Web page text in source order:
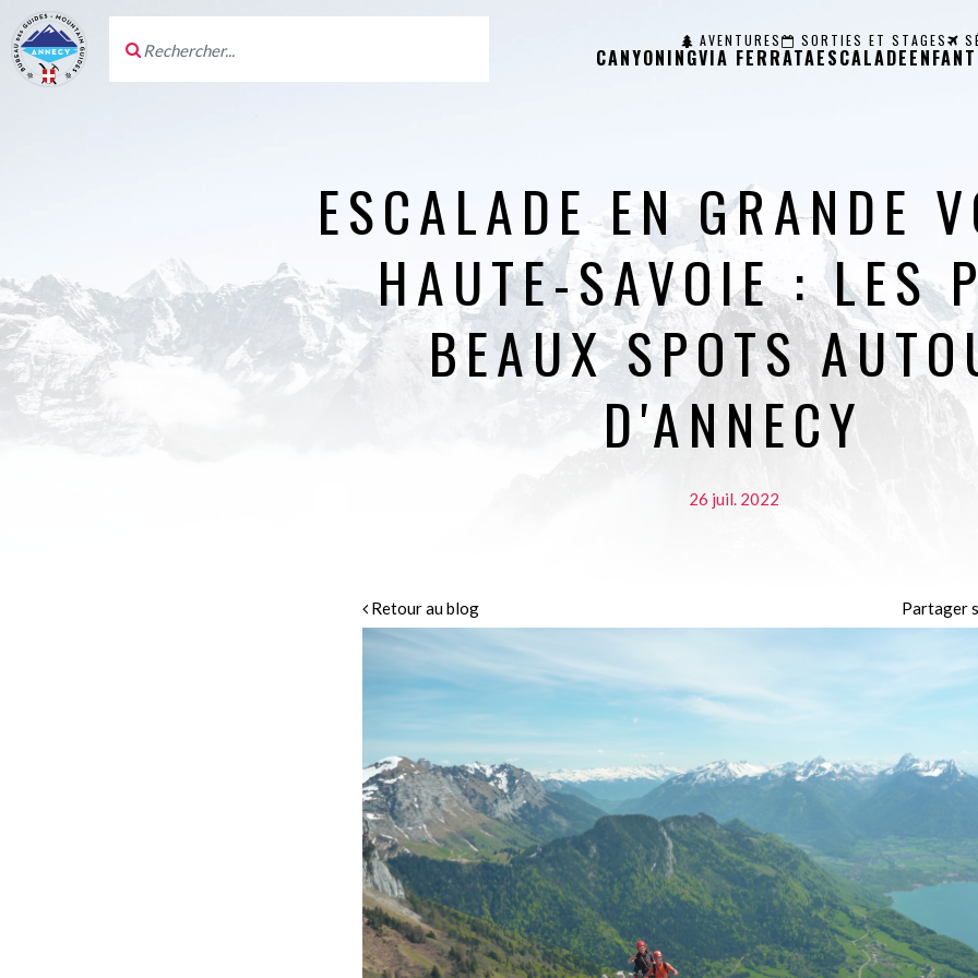
AVENTURES SORTIES ET STAGES
CANYONINGVIA FERRATAESCALADE
ESCALADE EN GRANDE
HAUTE-SAVOIE : LES
BEAUX SPOTS
D'ANNECY
26 juil. 2022
Retour au blog Partager